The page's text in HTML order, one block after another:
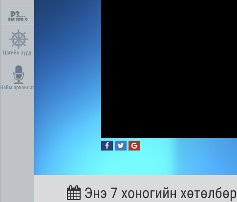
Цагийн хүрд
Найм арваннэг
Энэ 7 хоногийн хөтөлбөр